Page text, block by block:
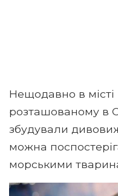
Нещодавно в місті
розташованому в
збудували
можна
морськими